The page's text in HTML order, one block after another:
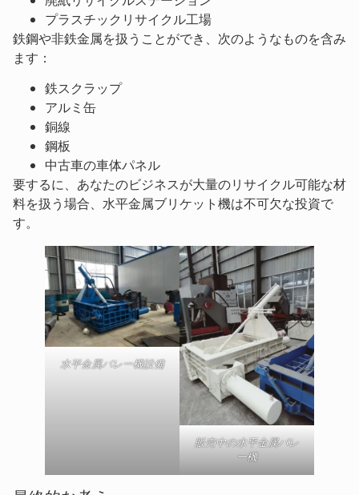
プラスチックリサイクル工場
鉄鋼や非鉄金属を扱うことができ、次のようなものを含み
ます：
鉄スクラップ
アルミ缶
銅線
鋼板
中古車の車体パネル
要するに、あなたのビジネスが大量のリサイクル可能な材
料を扱う場合、水平金属ブリケット機は不可欠な投資で
す。
水平金属バレー機設備
販売中の水平金属バレ
ー機